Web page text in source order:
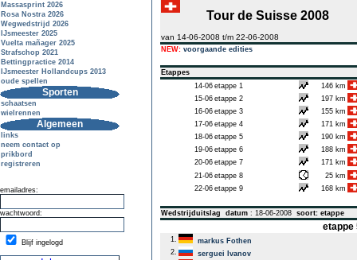
Massasprint 2026
Rosa Nostra 2026
Wegwedstrijd 2026
IJsmeester 2025
Vuelta mañager 2025
Strafschop 2021
Bettingpractice 2014
IJsmeester Hollandcups 2013
oude spellen
Sporten
schaatsen
wielrennen
Algemeen
links
neem contact op
prikbord
registreren
emailadres:
wachtwoord:
Blijf ingelogd
Tour de Suisse 2008
van 14-06-2008 t/m 22-06-2008
NEW: voorgaande edities
Etappes
14-06 etappe 1
146 km
15-06 etappe 2
197 km
16-06 etappe 3
155 km
17-06 etappe 4
171 km
18-06 etappe 5
190 km
19-06 etappe 6
188 km
20-06 etappe 7
171 km
21-06 etappe 8
25 km
22-06 etappe 9 168 km
Wedstrijduitslag datum : 18-06-2008 soort: etappe
etappe
1.
markus Fothen
2.
serguei Ivanov